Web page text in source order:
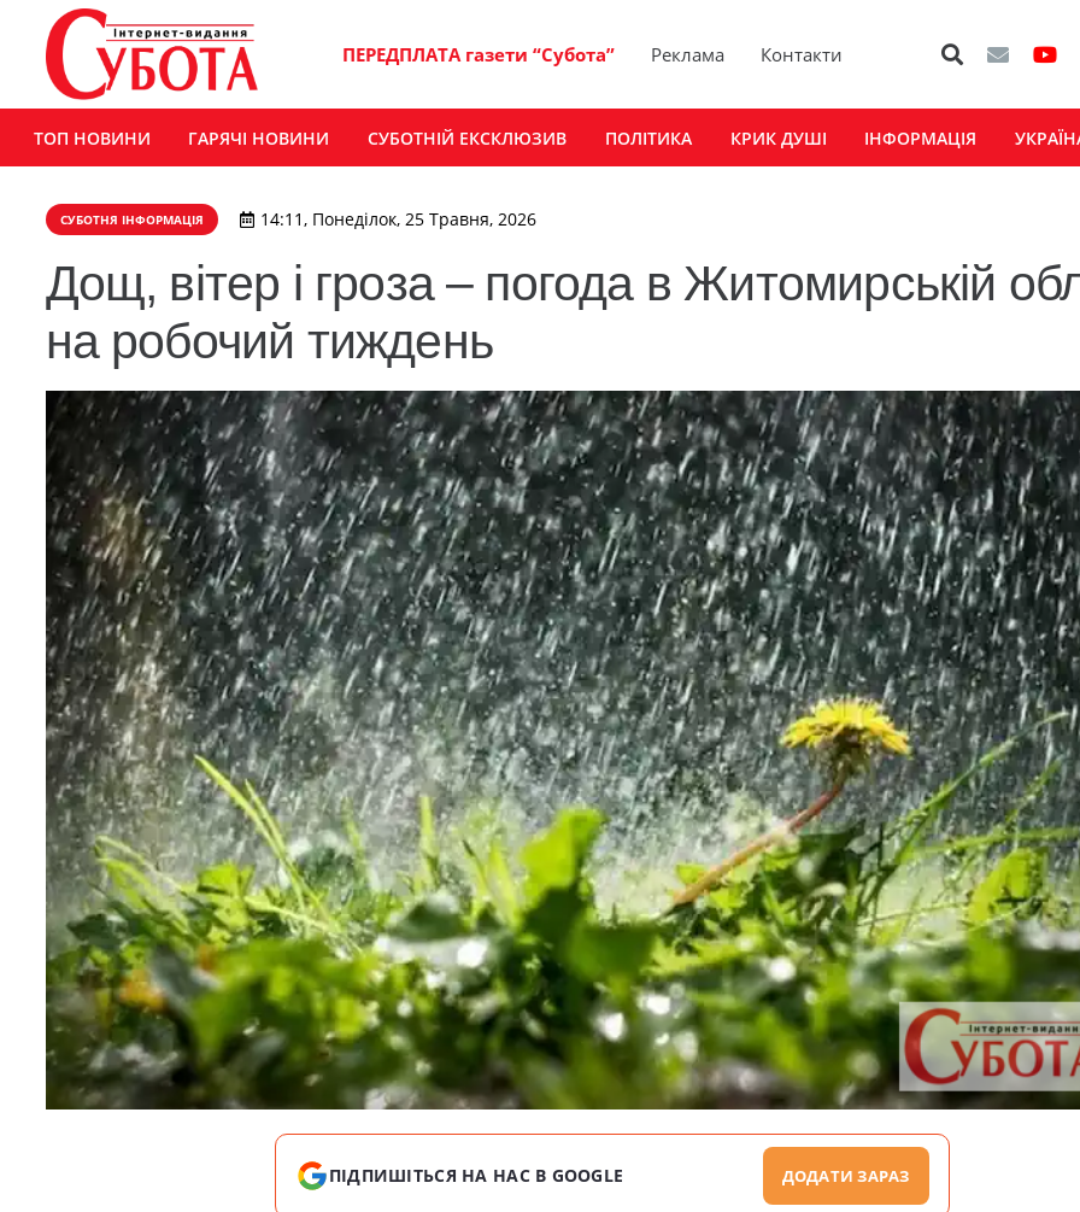
ПЕРЕДПЛАТА газети “Субота” Реклама Контакти
ТОП НОВИНИ ГАРЯЧІ НОВИНИ СУБОТНІЙ ЕКСКЛЮЗИВ ПОЛІТИКА КРИК ДУШІ ІНФОРМАЦІЯ
СУБОТНЯ ІНФОРМАЦІЯ 14:11, Понеділок, 25 Травня, 2026
Дощ, вітер і гроза – погода в Житомирській
на робочий тиждень
ПІДПИШІТЬСЯ НА НАС В GOOGLE ДОДАТИ ЗАРАЗ